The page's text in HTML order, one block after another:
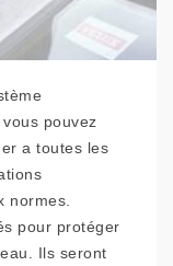
vous pouvez
a toutes les
normes.
pour protéger
Ils seront